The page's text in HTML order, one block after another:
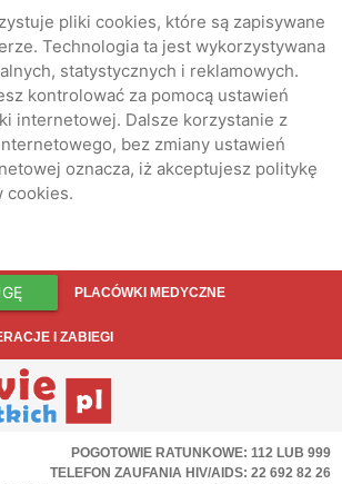
pliki cookies, które są zapisywane
Technologia ta jest wykorzystywana
statystycznych i reklamowych.
kontrolować za pomocą ustawień
internetowej. Dalsze korzystanie z
bez zmiany ustawień
oznacza, iż akceptujesz politykę
cookies.
PLACÓWKI MEDYCZNE
I ZABIEGI
POGOTOWIE RATUNKOWE: 112 LUB 999
TELEFON ZAUFANIA HIV/AIDS: 22 692 82 26